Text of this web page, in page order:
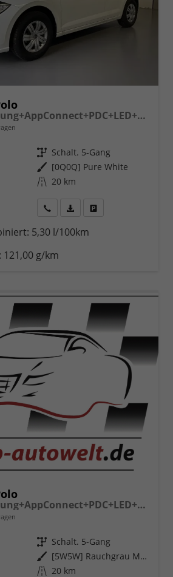
1.0 MPI Sitzheizung+AppConnect+PDC+LED+Touch+Lichtsensor+MultiLenkrad
Getriebe Schalt. 5-Gang
Außenfarbe [0Q0Q] Pure White
Kilometerstand 20 km
anfordern
Datei,
5,30 l/100km
121,00 g/km
1.0 MPI Sitzheizung+AppConnect+PDC+LED+Touch+Lichtsensor+MultiLenkrad
Getriebe Schalt. 5-Gang
Außenfarbe
[5W5W] Rauchgrau Metallic
Kilometerstand 20 km